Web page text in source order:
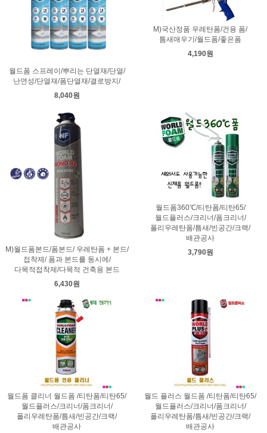
월드폼 스프레이/뿌리는 단열재/단열/
난연성/단열재/폼단열재/결로방지/
8,040원
M)국산정품 우레탄폼/건용 폼/
틈새매우기/월드폼/좋은폼
4,190원
M)월드폼본드/폼본드/ 우레탄폼 + 본드/
접착제/ 폼과 본드를 동시에/
다목적접착제/다목적 건축용 본드
6,430원
월드폼360℃/티탄폼/티탄65/
월드플러스/크리너/폼크리너/
폴리우레탄폼/틈새/빈공간/크랙/
배관공사
3,790원
월드폼 클리너 월드폼 /티탄폼/티탄65/
월드플러스/크리너/폼크리너/
폴리우레탄폼/틈새/빈공간/크랙/
배관공사
월드 플러스 월드폼 /티탄폼/티탄65/
월드플러스/크리너/폼크리너/
폴리우레탄폼/틈새/빈공간/크랙/
배관공사